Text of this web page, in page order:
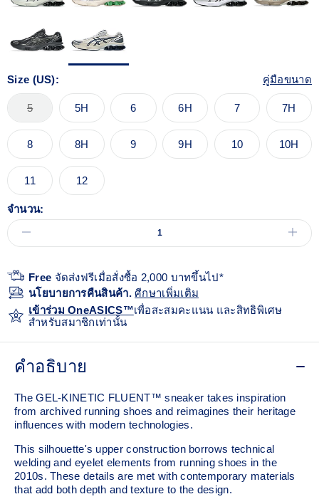
Size (US): คู่มือขนาด
5 5H 6 6H 7 7H
8 8H 9 9H 10 10H
11 12
จำนวน:
Free จัดส่งฟรีเมื่อสั่งซื้อ 2,000 บาทขึ้นไป*
นโยบายการคืนสินค้า.ศีกษาเพิ่มเติม
เข้าร่วม OneASICS™เพื่อสะสมคะแนน และสิทธิพิเศษ
สำหรับสมาชิกเท่านั้น
คำอธิบาย
The GEL-KINETIC FLUENT™ sneaker takes inspiration
from archived running shoes and reimagines their heritage
influences with modern technologies.​
This silhouette's upper construction borrows technical
welding and eyelet elements from running shoes in the
2010s. These details are met with contemporary materials
that add both depth and texture to the design.​